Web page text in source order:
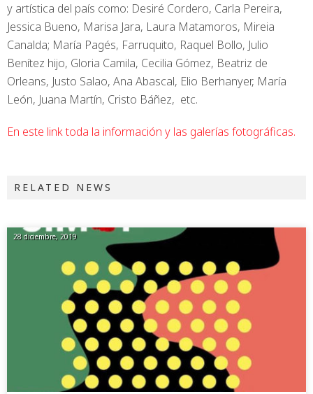
y artística del país como: Desiré Cordero, Carla Pereira,
Jessica Bueno, Marisa Jara, Laura Matamoros, Mireia
Canalda; María Pagés, Farruquito, Raquel Bollo, Julio
Benítez hijo, Gloria Camila, Cecilia Gómez, Beatriz de
Orleans, Justo Salao, Ana Abascal, Elio Berhanyer, María
León, Juana Martín, Cristo Báñez, etc.
En este link toda la información y las galerías fotográficas.
RELATED NEWS
28 diciembre, 2019